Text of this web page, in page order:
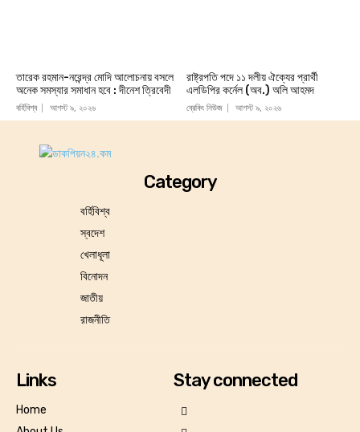
তারেক রহমান-নরেন্দ্র মোদি আলোচনায় বসলে
অনেক সমস্যার সমাধান হবে : দীনেশ ত্রিবেদী
বর্হিবিশ্ব আগস্ট ৯, ২০২৬
রাষ্ট্রপতি পদে ১১ দলীয় ঐক্যের প্রার্থী
এলডিপির কর্নেল (অব.) অলি আহমদ
ব্রেকিং নিউজ আগস্ট ৯, ২০২৬
Category
বর্হিবিশ্ব
স্বদেশ
খেলাধূলা
বিনোদন
জাতীয়
রাজনীতি
Links
Home
Stay connected